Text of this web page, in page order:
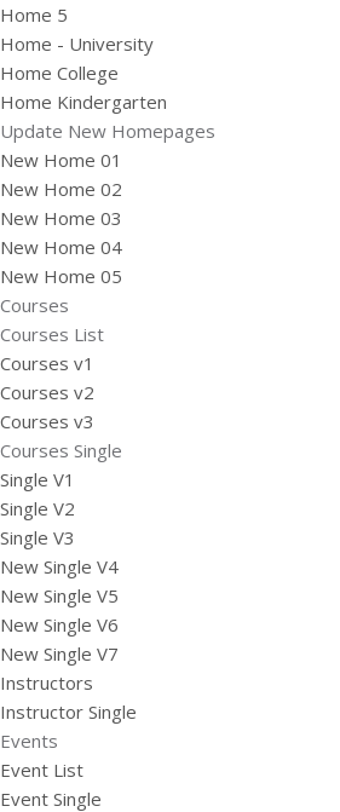
Home 5
Home - University
Home College
Home Kindergarten
Update New Homepages
New Home 01
New Home 02
New Home 03
New Home 04
New Home 05
Courses
Courses List
Courses v1
Courses v2
Courses v3
Courses Single
Single V1
Single V2
Single V3
New Single V4
New Single V5
New Single V6
New Single V7
Instructors
Instructor Single
Events
Event List
Event Single